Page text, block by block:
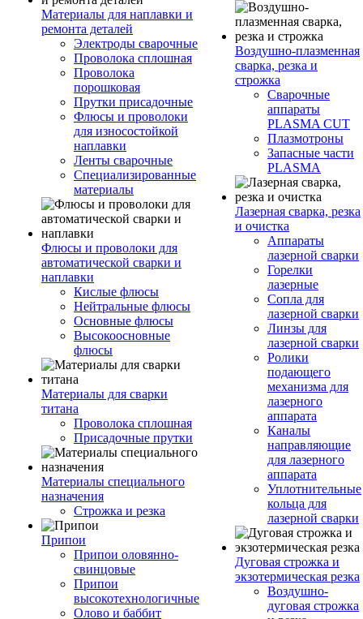
Материалы для наплавки и
ремонта деталей
Электроды сварочные
Проволока сплошная
Проволока
порошковая
Прутки присадочные
Флюсы и проволоки
для износостойкой
наплавки
Ленты сварочные
Специализированные
материалы
Флюсы и проволоки для
автоматической сварки и
наплавки
Кислые флюсы
Нейтральные флюсы
Основные флюсы
Высокоосновные
флюсы
Материалы для сварки
титана
Проволока сплошная
Присадочные прутки
Материалы специального
назначения
Строжка и резка
Припои
Припои оловянно-
свинцовые
Припои
высокотехнологичные
Олово и баббит
Воздушно-плазменная
сварка, резка и
строжка
Сварочные
аппараты
PLASMA CUT
Плазмотроны
Запасные части
PLASMA
Лазерная сварка, резка
и очистка
Аппараты
лазерной сварки
Горелки
лазерные
Сопла для
лазерной сварки
Линзы для
лазерной сварки
Ролики
подающего
механизма для
лазерного
аппарата
Каналы
направляющие
для лазерного
аппарата
Уплотнительные
кольца для
лазерной сварки
Дуговая строжка и
экзотермическая резка
Воздушно-
дуговая строжка